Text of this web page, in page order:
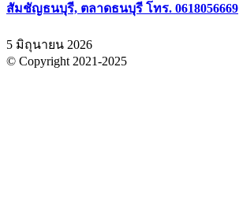
สัมชัญธนบุรี, ตลาดธนบุรี โทร. 0618056669
5 มิถุนายน 2026
© Copyright 2021-2025